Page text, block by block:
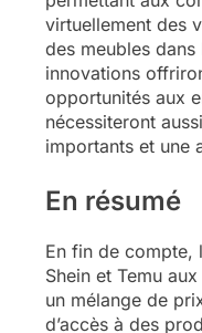
virtuellement des
des meubles
innovations
opportunités aux
nécessiteront
importants et une
En résumé
En fin de compte,
Shein et Temu
un mélange de
d’accès à des